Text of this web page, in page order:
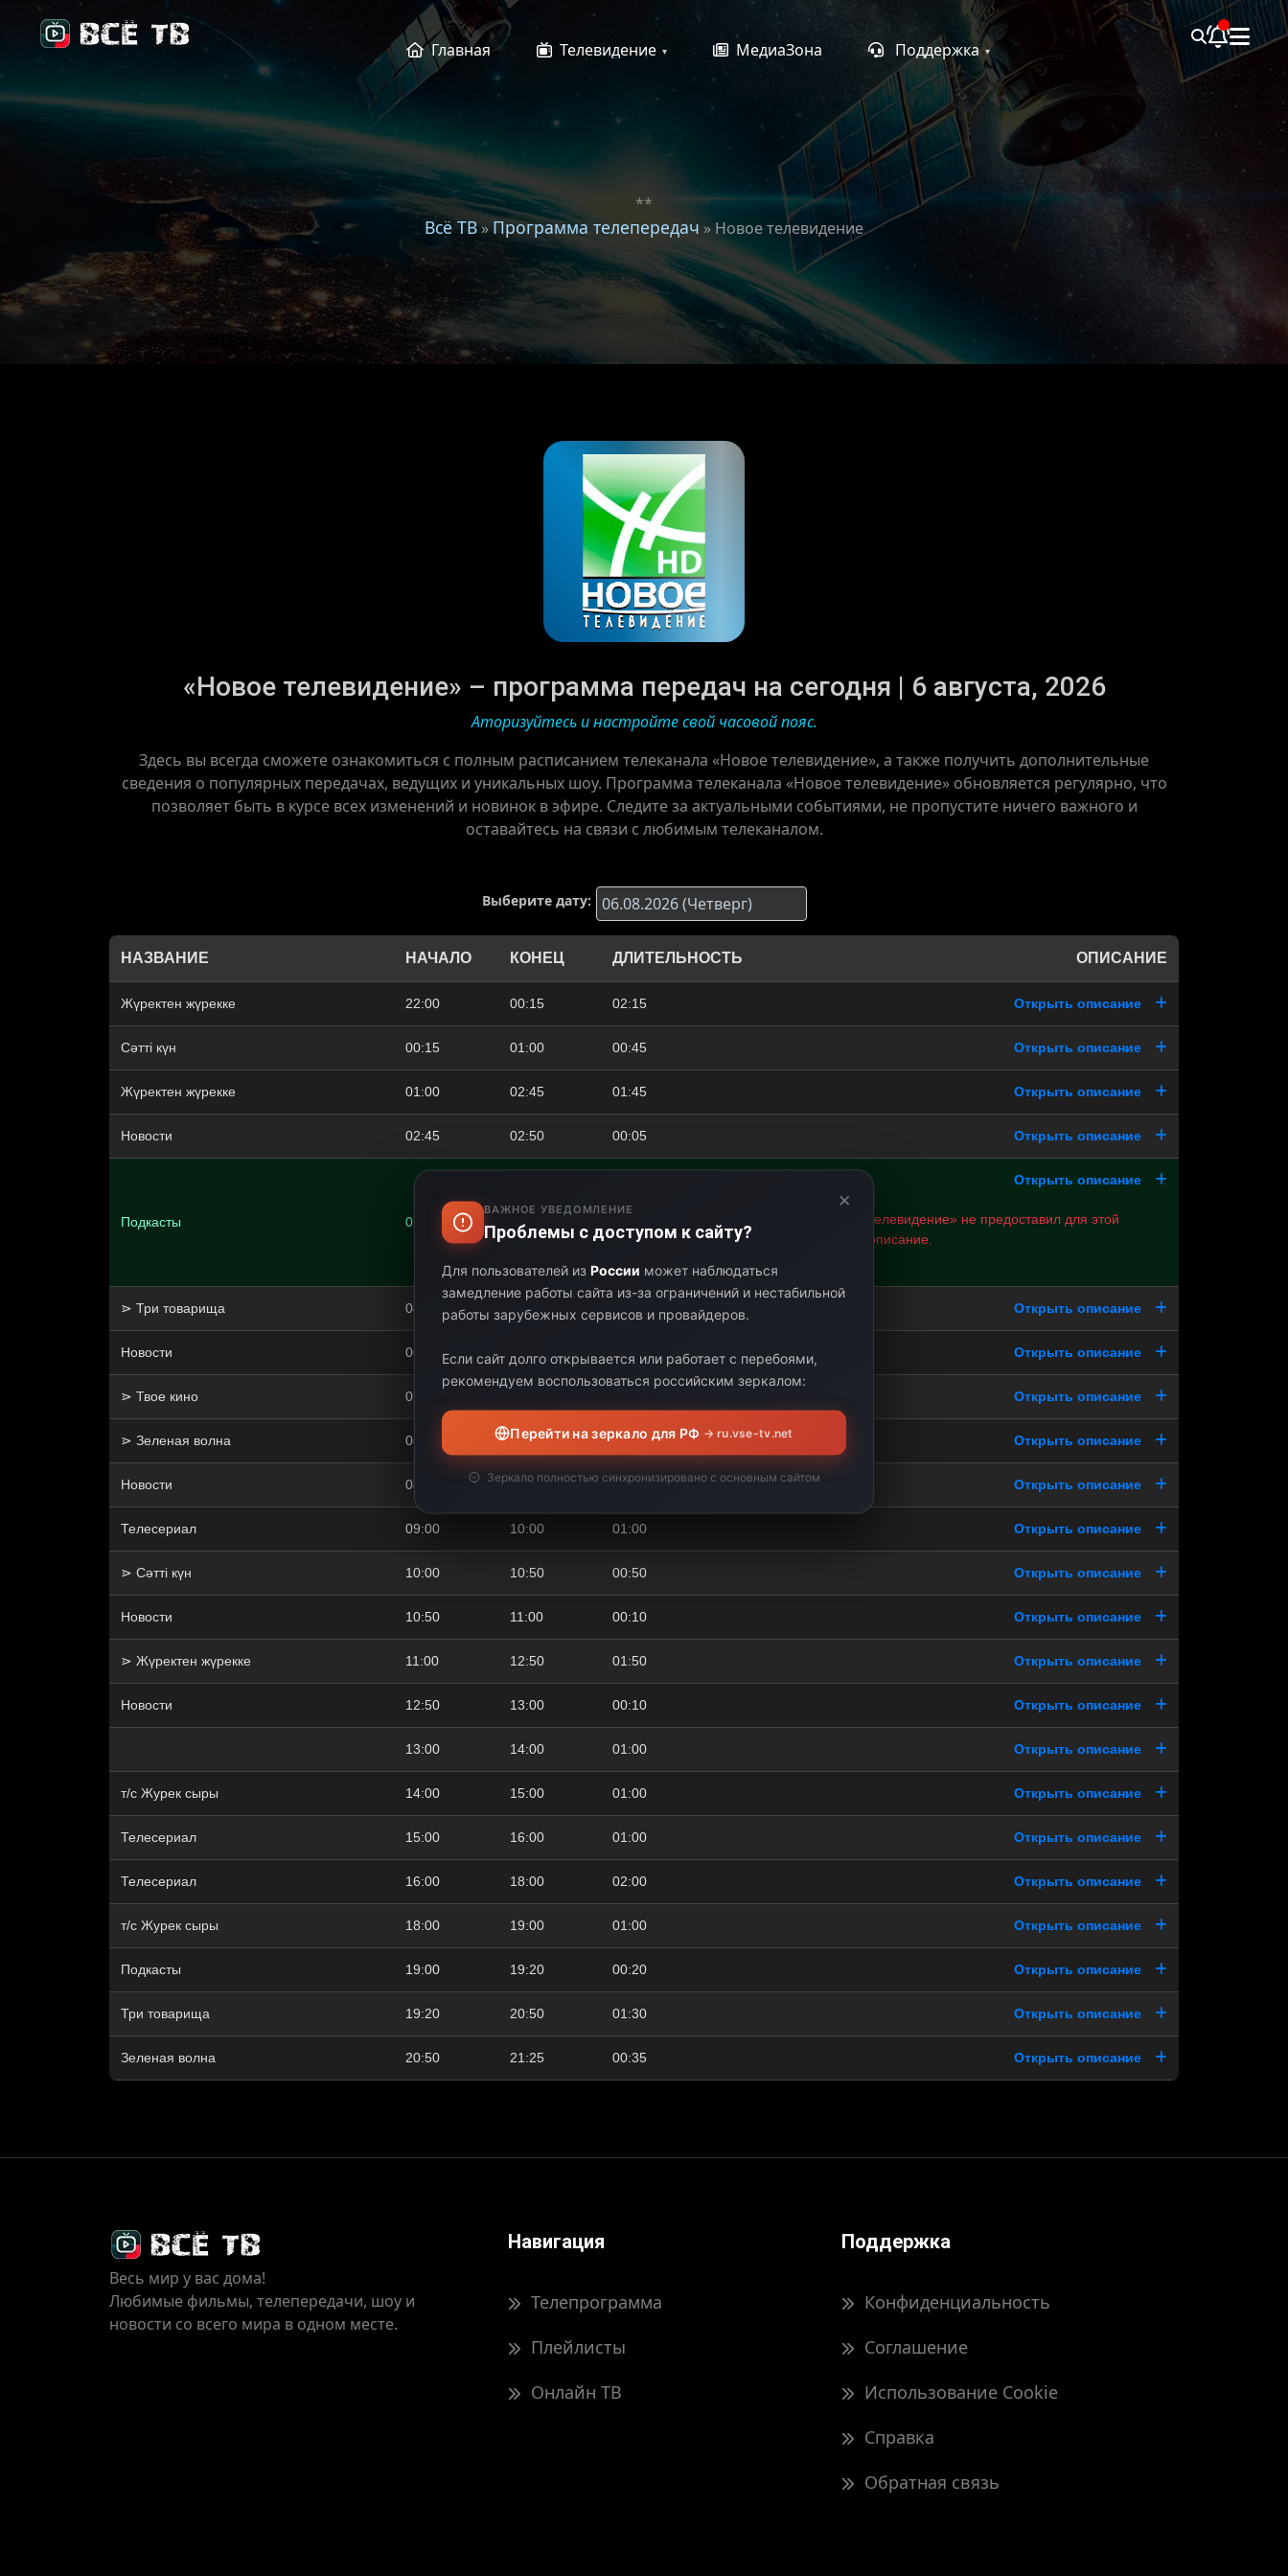
Главная Телевидение МедиаЗона Поддержка
**
Всё ТВ»Программа телепередач » Новое телевидение
«Новое телевидение» – программа передач на сегодня | 6 августа, 2026
Аторизуйтесь и настройте свой часовой пояс.
Здесь вы всегда сможете ознакомиться с полным расписанием телеканала «Новое телевидение», а также получить дополнительные
сведения о популярных передачах, ведущих и уникальных шоу. Программа телеканала «Новое телевидение» обновляется регулярно, что
позволяет быть в курсе всех изменений и новинок в эфире. Следите за актуальными событиями, не пропустите ничего важного и
оставайтесь на связи с любимым телеканалом.
Выберите дату:
НАЗВАНИЕ НАЧАЛО КОНЕЦ ДЛИТЕЛЬНОСТЬ ОПИСАНИЕ
Жүректен жүрекке 22:00 00:15 02:15 Открыть описание
Сәтті күн 00:15 01:00 00:45 Открыть описание
Жүректен жүрекке 01:00 02:45 01:45 Открыть описание
Новости 02:45 02:50 00:05 Открыть описание
Подкасты 02:50 04:00
Открыть описание
Канал «Новое телевидение» не предоставил для этой
телепередачи описание.
⋗ Три товарища 04:00 06:50 Открыть описание
Новости 06:50 Открыть описание
⋗ Твое кино 07:00 Открыть описание
⋗ Зеленая волна 08:00 08:50 00:50 Открыть описание
Новости 08:50 09:00 00:10 Открыть описание
Телесериал 09:00 10:00 01:00 Открыть описание
⋗ Сәтті күн 10:00 10:50 00:50 Открыть описание
Новости 10:50 11:00 00:10 Открыть описание
⋗ Жүректен жүрекке 11:00 12:50 01:50 Открыть описание
Новости 12:50 13:00 00:10 Открыть описание
13:00 14:00 01:00 Открыть описание
т/с Журек сыры 14:00 15:00 01:00 Открыть описание
Телесериал 15:00 16:00 01:00 Открыть описание
Телесериал 16:00 18:00 02:00 Открыть описание
т/с Журек сыры 18:00 19:00 01:00 Открыть описание
Подкасты 19:00 19:20 00:20 Открыть описание
Три товарища 19:20 20:50 01:30 Открыть описание
Зеленая волна 20:50 21:25 00:35 Открыть описание
Весь мир у вас дома!
Любимые фильмы, телепередачи, шоу и
новости со всего мира в одном месте.
Навигация
Телепрограмма
Плейлисты
Онлайн ТВ
Поддержка
Конфиденциальность
Соглашение
Использование Cookie
Справка
Обратная связь
×
ВАЖНОЕ УВЕДОМЛЕНИЕ
Проблемы с доступом к сайту?
Для пользователей из России может наблюдаться
замедление работы сайта из-за ограничений и нестабильной
работы зарубежных сервисов и провайдеров.
Если сайт долго открывается или работает с перебоями,
рекомендуем воспользоваться российским зеркалом:
Перейти на зеркало для РФ → ru.vse-tv.net
Зеркало полностью синхронизировано с основным сайтом